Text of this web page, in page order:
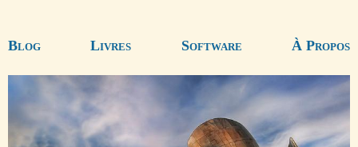
Blog Livres Software À Propos